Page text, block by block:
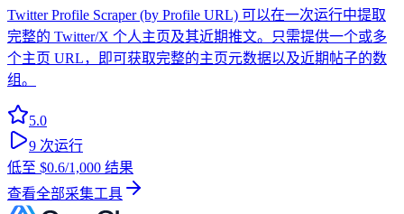
Twitter Profile Scraper (by Profile URL) 可以在一次运行中提取
完整的 Twitter/X 个人主页及其近期推文。只需提供一个或多
个主页 URL，即可获取完整的主页元数据以及近期帖子的数
组。
5.0
9 次运行
低至 $0.6/1,000 结果
查看全部采集工具